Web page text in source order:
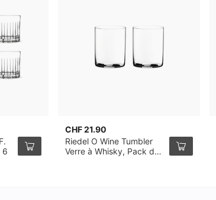
6
CHF 21.90
Riedel O Wine Tumbler
Verre à Whisky, Pack de